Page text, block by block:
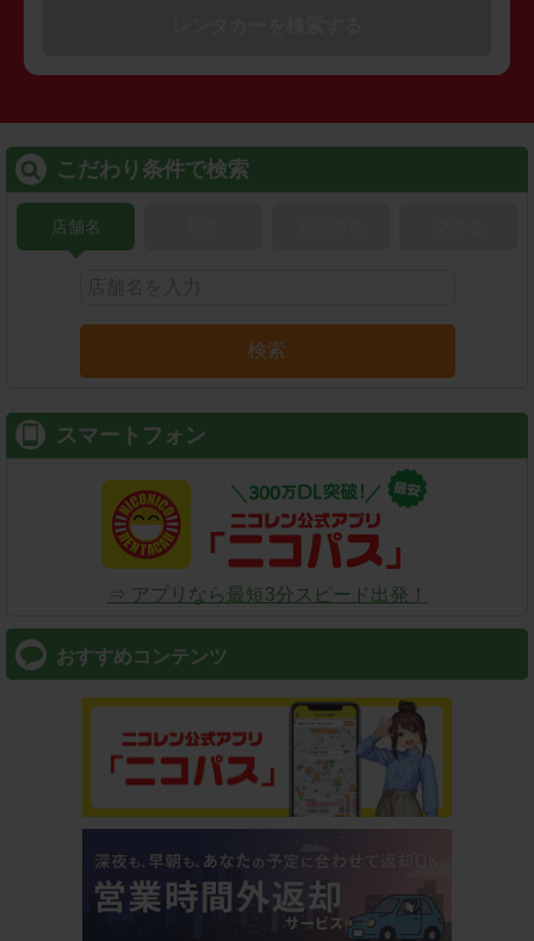
こだわり条件で検索
店舗名
検索
スマートフォン
⇒ アプリなら最短3分スピード出発！
おすすめコンテンツ